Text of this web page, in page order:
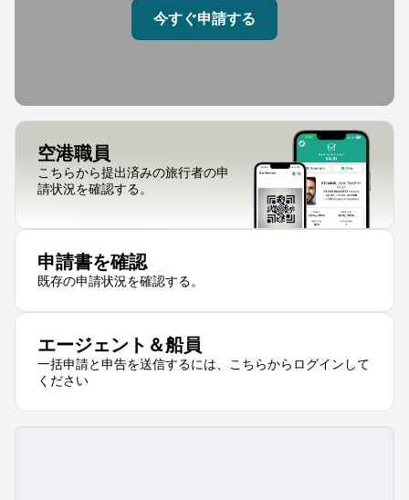
今すぐ申請する
空港職員
こちらから提出済みの旅行者の申
請状況を確認する。
申請書を確認
既存の申請状況を確認する。
エージェント＆船員
一括申請と申告を送信するには、こちらからログインして
ください